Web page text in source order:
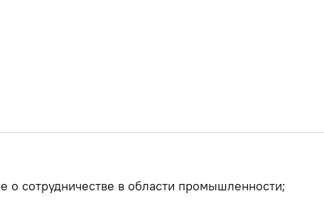
о сотрудничестве в области промышленности;